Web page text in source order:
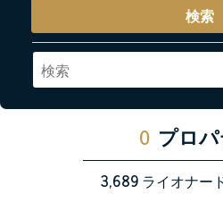
検索
0 プロ
3,689ライオナー